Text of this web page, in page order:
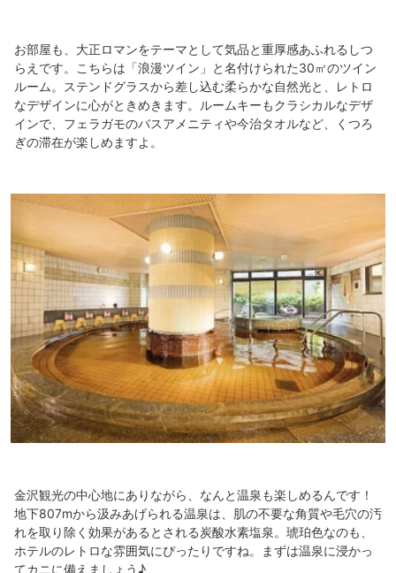
お部屋も、大正ロマンをテーマとして気品と重厚感あふれるしつ
らえです。こちらは「浪漫ツイン」と名付けられた30㎡のツイン
ルーム。ステンドグラスから差し込む柔らかな自然光と、レトロ
なデザインに心がときめきます。ルームキーもクラシカルなデザ
インで、フェラガモのバスアメニティや今治タオルなど、くつろ
ぎの滞在が楽しめますよ。
金沢観光の中心地にありながら、なんと温泉も楽しめるんです！
地下807mから汲みあげられる温泉は、肌の不要な角質や毛穴の汚
れを取り除く効果があるとされる炭酸水素塩泉。琥珀色なのも、
ホテルのレトロな雰囲気にぴったりですね。まずは温泉に浸かっ
てカニに備えましょう♪